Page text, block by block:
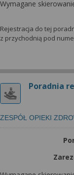
Wymagane
Rejestracja do tej
z przychodnią pod
Poradnia
ZESPÓŁ OPIEKI